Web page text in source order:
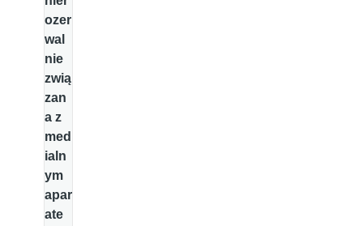
ozer
wal
nie
zwią
zan
a z
med
ialn
ym
apar
ate